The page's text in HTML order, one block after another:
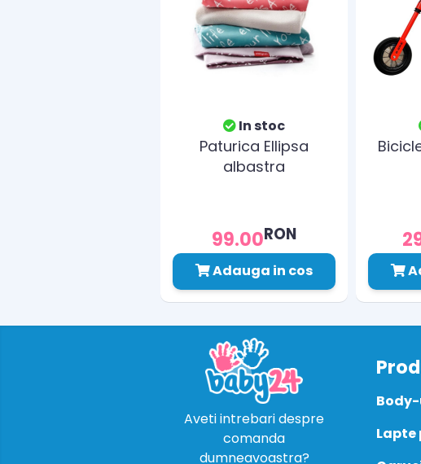
In stoc
Paturica Ellipsa
albastra
99.00RON
Adauga in cos
Aveti intrebari despre
comanda
dumneavoastra?
Lapte